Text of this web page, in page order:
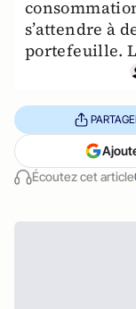
s’attendre à
portefeuille.
Écoutez cet article